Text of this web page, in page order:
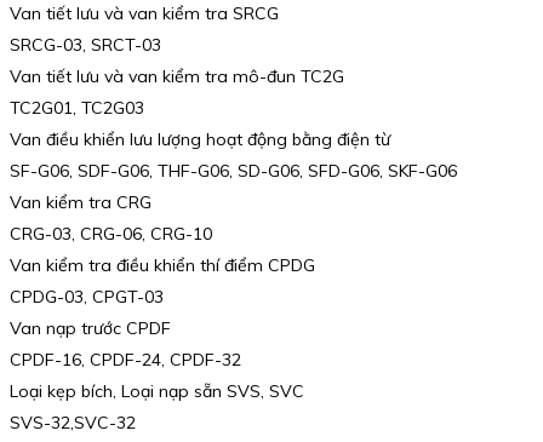
Van tiết lưu và van kiểm tra SRCG
SRCG-03, SRCT-03
Van tiết lưu và van kiểm tra mô-đun TC2G
TC2G01, TC2G03
Van điều khiển lưu lượng hoạt động bằng điện từ
SF-G06, SDF-G06, THF-G06, SD-G06, SFD-G06, SKF-G06
Van kiểm tra CRG
CRG-03, CRG-06, CRG-10
Van kiểm tra điều khiển thí điểm CPDG
CPDG-03, CPGT-03
Van nạp trước CPDF
CPDF-16, CPDF-24, CPDF-32
Loại kẹp bích, Loại nạp sẵn SVS, SVC
SVS-32,SVC-32